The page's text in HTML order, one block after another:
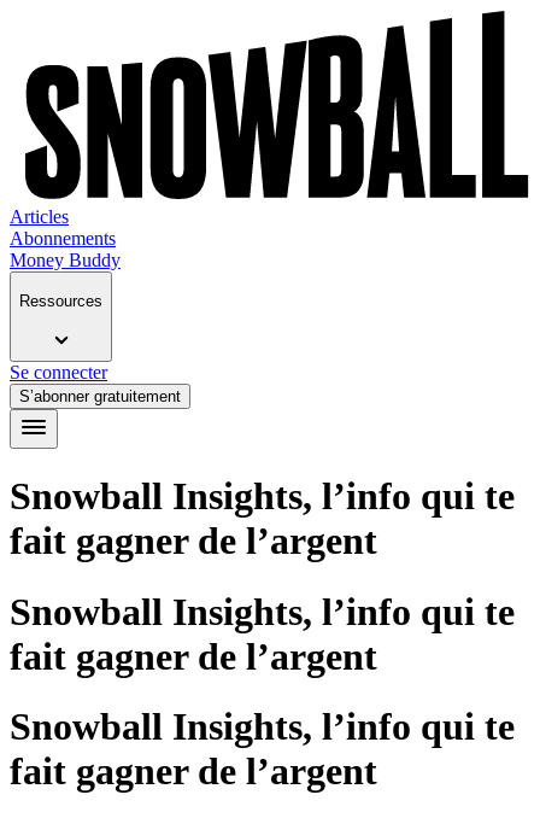
Articles
Abonnements
Money Buddy
Ressources
Se connecter
S’abonner gratuitement
Snowball Insights, l’info qui te
fait gagner de l’argent
Snowball Insights, l’info qui te
fait gagner de l’argent
Snowball Insights, l’info qui te
fait gagner de l’argent